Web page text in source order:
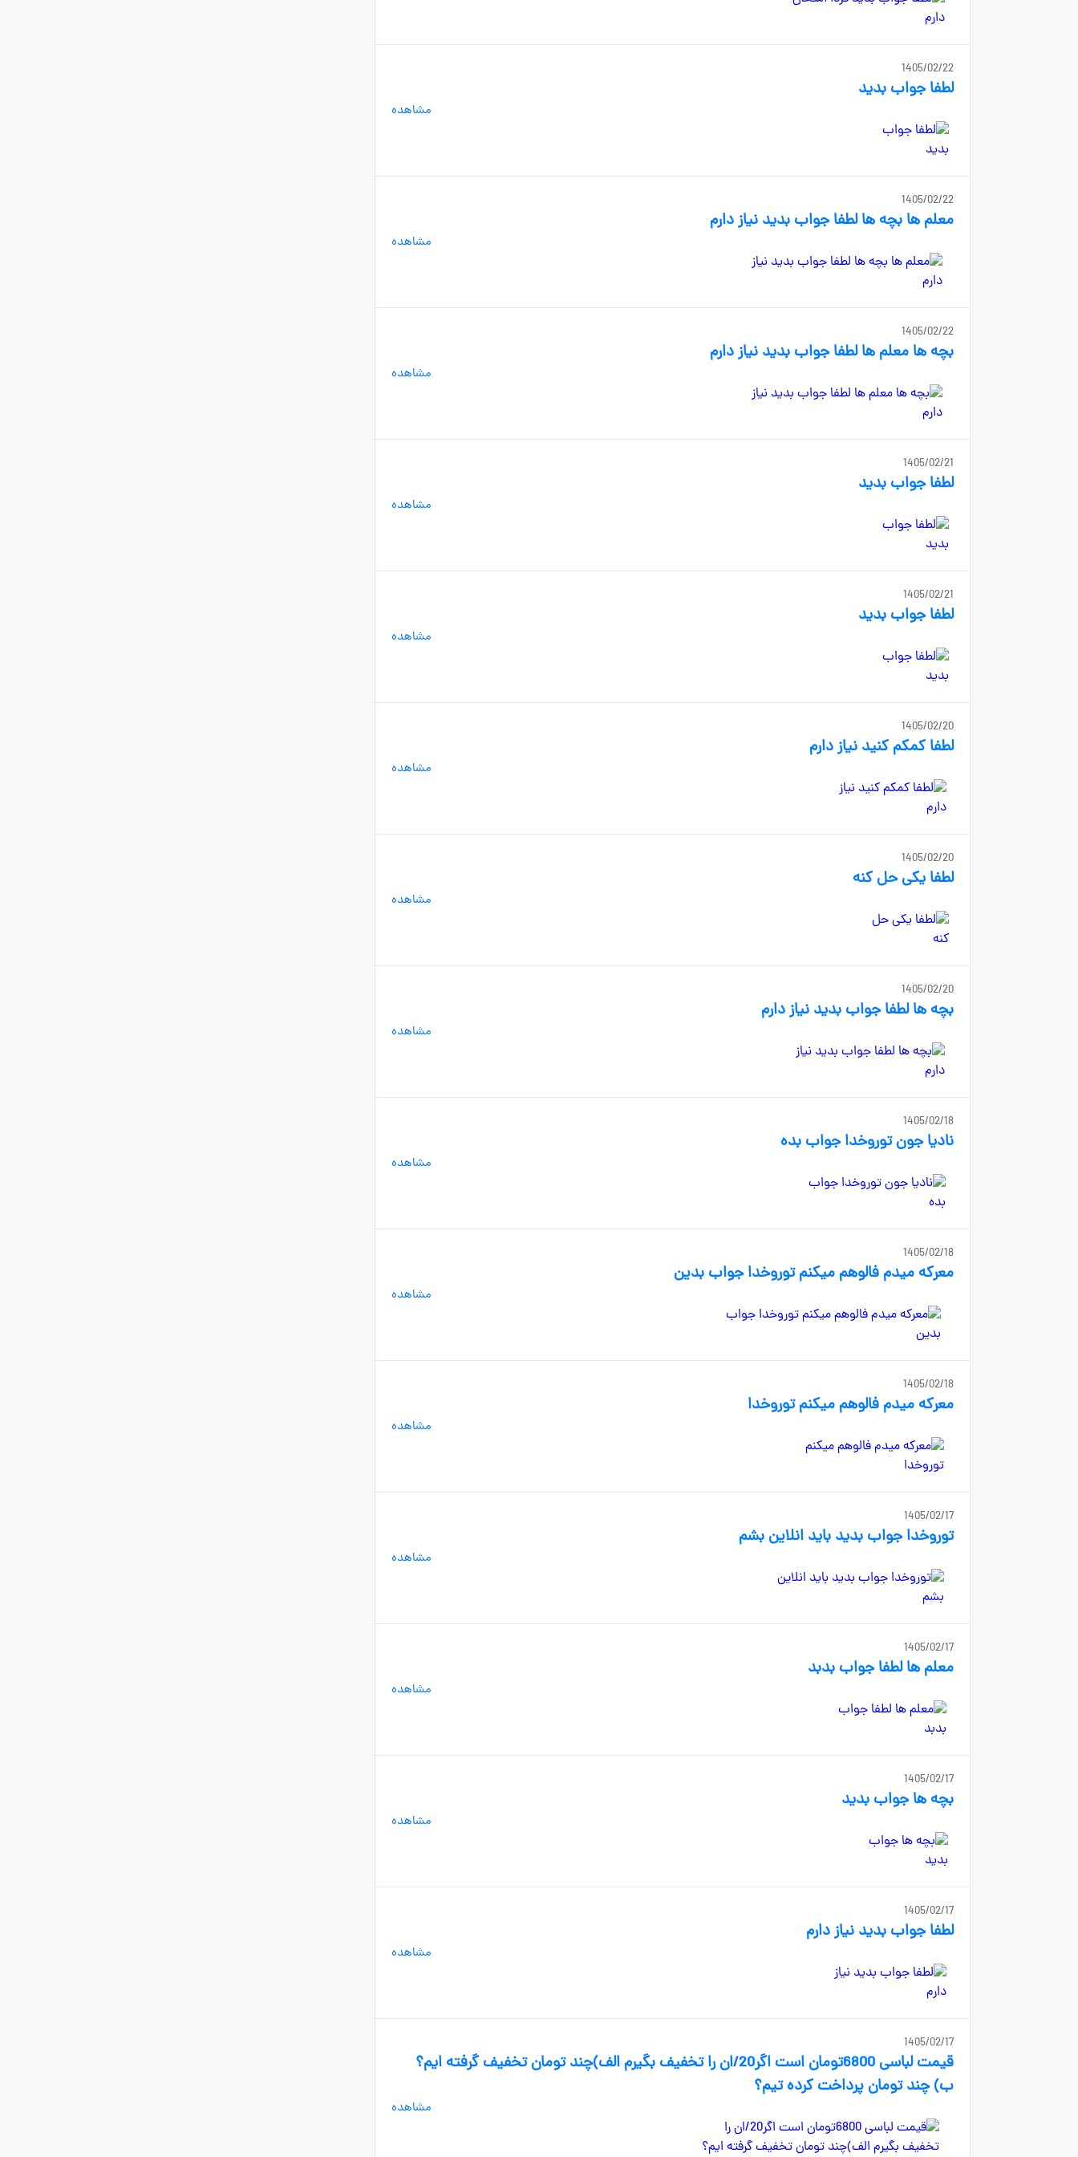
1405/02/22
لطفا جواب بدید
مشاهده
1405/02/22
معلم ها بچه ها لطفا جواب بدید نیاز دارم
مشاهده
1405/02/22
بچه ها معلم ها لطفا جواب بدید نیاز دارم
مشاهده
1405/02/21
لطفا جواب بدید
مشاهده
1405/02/21
لطفا جواب بدید
مشاهده
1405/02/20
لطفا کمکم کنید نیاز دارم
مشاهده
1405/02/20
لطفا یکی حل کنه
مشاهده
1405/02/20
بچه ها لطفا جواب بدید نیاز دارم
مشاهده
1405/02/18
نادیا جون توروخدا جواب بده
مشاهده
1405/02/18
معرکه میدم فالوهم میکنم توروخدا جواب بدین
مشاهده
1405/02/18
معرکه میدم فالوهم میکنم توروخدا
مشاهده
1405/02/17
توروخدا جواب بدید باید انلاین بشم
مشاهده
1405/02/17
معلم ها لطفا جواب بدبد
مشاهده
1405/02/17
بچه ها جواب بدید
مشاهده
1405/02/17
لطفا جواب بدید نیاز دارم
مشاهده
1405/02/17
قیمت لباسی 6800تومان است اگر20/ان را تخفیف بگیرم الف)چند تومان تخفیف گرفته ایم؟
ب) چند تومان پرداخت کرده تیم؟
مشاهده